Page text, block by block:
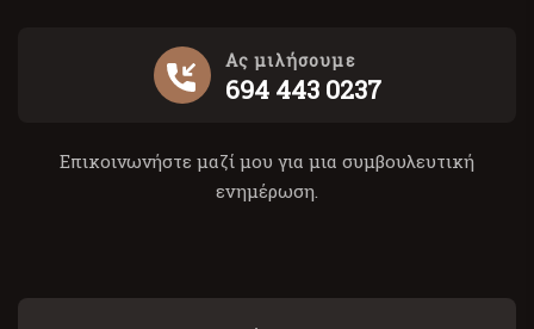
Ας μιλήσουμε
694 443 0237
Επικοινωνήστε μαζί μου για μια συμβουλευτική
ενημέρωση.